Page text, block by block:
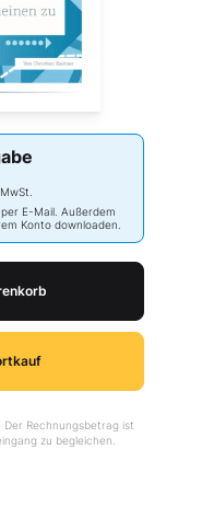
E-Mail. Außerdem
Konto downloaden.
Der Rechnungsbetrag ist
zu begleichen.